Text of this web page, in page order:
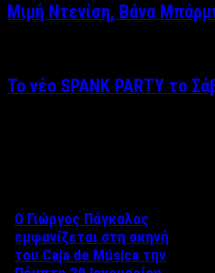
Μιμή Ντενίση, Βάνα
Το νέο SPANK PARTY το
Ο Γιώργος Πάγκαλος
εμφανίζεται στη σκηνή
του Caja de Música την